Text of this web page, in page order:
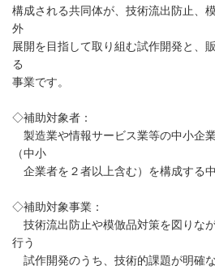
構成される共同体が、技術流出防止、
外
展開を目指して取り組む試作開発と、
る
事業です。
◇補助対象者：
製造業や情報サービス業等の中小企
（中小
企業者を２者以上含む）を構成する
◇補助対象事業：
技術流出防止や模倣品対策を図りな
行う
試作開発のうち、技術的課題が明確